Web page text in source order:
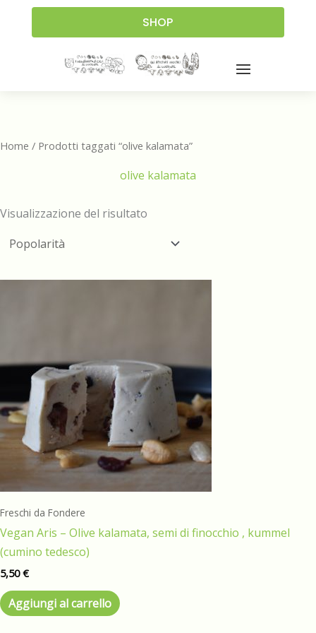
SHOP
Home / Prodotti taggati “olive kalamata”
olive kalamata
Visualizzazione del risultato
Freschi da Fondere
Vegan Aris – Olive kalamata, semi di finocchio , kummel
(cumino tedesco)
5,50€
Aggiungi al carrello